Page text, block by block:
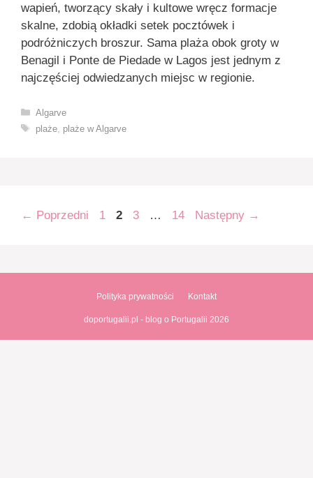
wapień, tworzący skały i kultowe wręcz formacje
skalne, zdobią okładki setek pocztówek i
podróżniczych broszur. Sama plaża obok groty w
Benagil i Ponte de Piedade w Lagos jest jednym z
najczęściej odwiedzanych miejsc w regionie.
Kategorie
Algarve
Tagi
plaże, plaże w Algarve
← Poprzedni Strona
1 Strona
2 Strona
3 … Strona
14 Następny →
Polityka prywatności Kontakt
doportugalii.pl - blog o Portugalii 2026